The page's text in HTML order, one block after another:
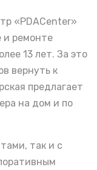
«PDACenter»
и ремонте
13 лет. За это
вернуть к
предлагает
на дом и по
так и с